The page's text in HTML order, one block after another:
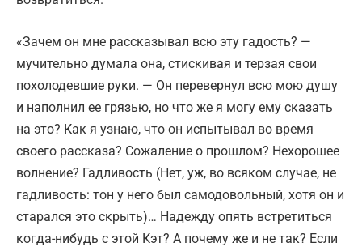
«Зачем он мне рассказывал всю эту гадость? —
мучительно думала она, стискивая и терзая свои
похолодевшие руки. — Он перевернул всю мою душу
и наполнил ее грязью, но что же я могу ему сказать
на это? Как я узнаю, что он испытывал во время
своего рассказа? Сожаление о прошлом? Нехорошее
волнение? Гадливость (Нет, уж, во всяком случае, не
гадливость: тон у него был самодовольный, хотя он и
старался это скрыть)… Надежду опять встретиться
когда-нибудь с этой Кэт? А почему же и не так? Если